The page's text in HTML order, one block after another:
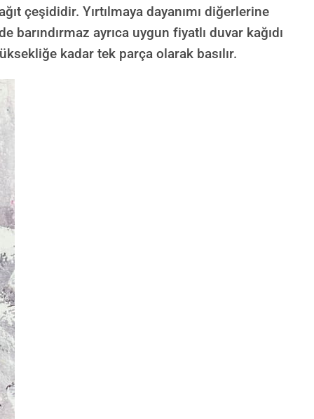
çeşididir. Yırtılmaya dayanımı diğerlerine
ayrıca uygun fiyatlı duvar kağıdı
kadar tek parça olarak basılır.